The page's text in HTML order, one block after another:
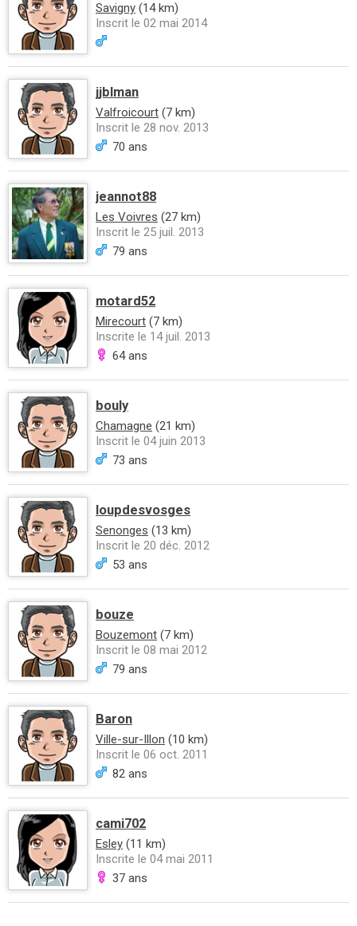
Savigny (14 km)
Inscrit le 02 mai 2014
jjblman
Valfroicourt (7 km)
Inscrit le 28 nov. 2013
70 ans
jeannot88
Les Voivres (27 km)
Inscrit le 25 juil. 2013
79 ans
motard52
Mirecourt (7 km)
Inscrite le 14 juil. 2013
64 ans
bouly
Chamagne (21 km)
Inscrit le 04 juin 2013
73 ans
loupdesvosges
Senonges (13 km)
Inscrit le 20 déc. 2012
53 ans
bouze
Bouzemont (7 km)
Inscrit le 08 mai 2012
79 ans
Baron
Ville-sur-Illon (10 km)
Inscrit le 06 oct. 2011
82 ans
cami702
Esley (11 km)
Inscrite le 04 mai 2011
37 ans